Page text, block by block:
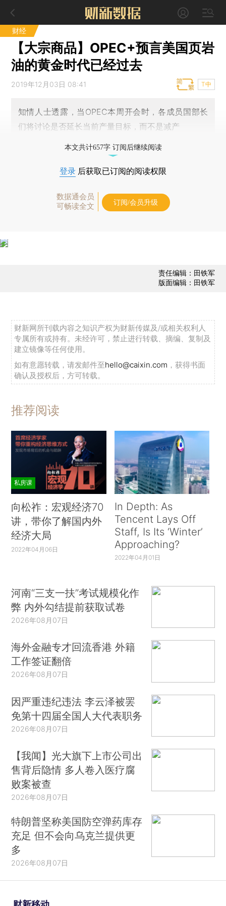
财经
【大宗商品】OPEC+预言美国页岩
油的黄金时代已经过去
2019年12月03日 08:41 T中
知情人士透露，当OPEC本周开会时，各成员国部长
们将讨论是否延长当前产量目标，而不是减产
本文共计657字 订阅后继续阅读
登录 后获取已订阅的阅读权限
数据通会员
可畅读全文
订阅/会员升级
责任编辑：田铁军
版面编辑：田铁军
财新网所刊载内容之知识产权为财新传媒及/或相关权利人
专属所有或持有。未经许可，禁止进行转载、摘编、复制及
建立镜像等任何使用。
如有意愿转载，请发邮件至hello@caixin.com ，获得书面
确认及授权后，方可转载。
推荐阅读
私房课
向松祚：宏观经济70
讲，带你了解国内外
经济大局
2022年04月06日
In Depth: As
Tencent Lays Off
Staff, Is Its ‘Winter’
Approaching?
2022年04月01日
河南“三支一扶”考试规模化作
弊 内外勾结提前获取试卷
2026年08月07日
海外金融专才回流香港 外籍
工作签证翻倍
2026年08月07日
因严重违纪违法 李云泽被罢
免第十四届全国人大代表职务
2026年08月07日
【我闻】光大旗下上市公司出
售背后隐情 多人卷入医疗腐
败案被查
2026年08月07日
特朗普坚称美国防空弹药库存
充足 但不会向乌克兰提供更
多
2026年08月07日